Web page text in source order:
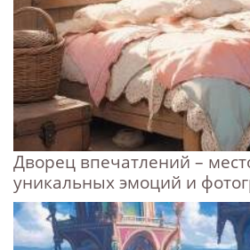
Дворец впечатлений –
уникальных эмоций и